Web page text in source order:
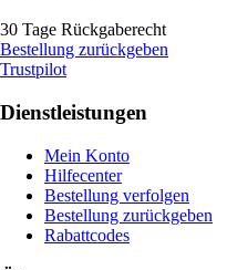
30 Tage Rückgaberecht
Bestellung zurückgeben
Trustpilot
Dienstleistungen
Mein Konto
Hilfecenter
Bestellung verfolgen
Bestellung zurückgeben
Rabattcodes